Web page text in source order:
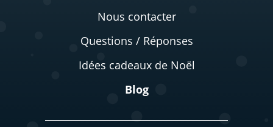
Nous contacter
Questions / Réponses
Idées cadeaux de Noël
Blog